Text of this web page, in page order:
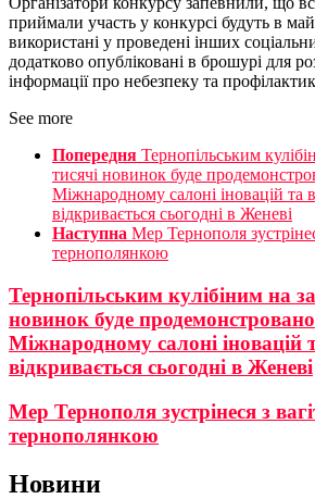
приймали участь у конкурсі будуть в
використані у проведені інших
додатково опубліковані в брошурі для
інформації про небезпеку та
See more
Попередня Тернопільським
тисячі новинок буде
Міжнародному салоні іновацій та
відкривається сьогодні в Женеві
Наступна Мер Тернополя
тернополянкою
Тернопільським кулібіним на
новинок буде
Міжнародному салоні іновацій
відкривається сьогодні в Женеві
Мер Тернополя зустрінеся з
тернополянкою
Новини